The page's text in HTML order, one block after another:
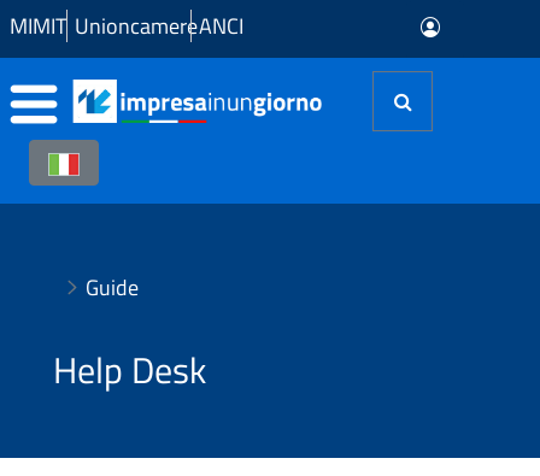
Skip to Main Content
MIMIT UnioncamereANCI
Guide
Help Desk